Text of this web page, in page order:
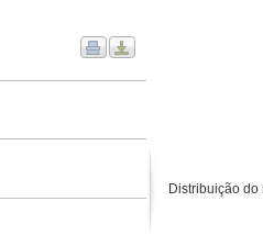
Distribuição